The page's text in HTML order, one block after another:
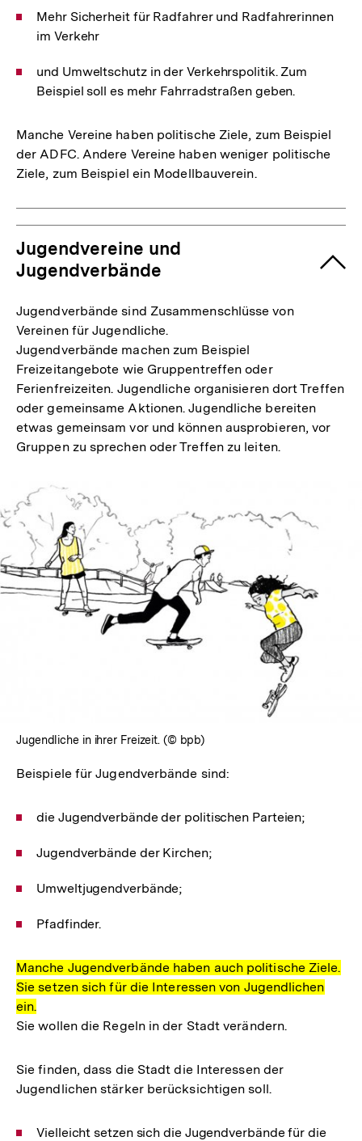
Mehr Sicherheit für Radfahrer und Radfahrerinnen
im Verkehr
und Umweltschutz in der Verkehrspolitik. Zum
Beispiel soll es mehr Fahrradstraßen geben.
Manche Vereine haben politische Ziele, zum Beispiel
der ADFC. Andere Vereine haben weniger politische
Ziele, zum Beispiel ein Modellbauverein.
Jugendvereine und
Jugendverbände
Jugendverbände sind Zusammenschlüsse von
Vereinen für Jugendliche.
Jugendverbände machen zum Beispiel
Freizeitangebote wie Gruppentreffen oder
Ferienfreizeiten. Jugendliche organisieren dort Treffen
oder gemeinsame Aktionen. Jugendliche bereiten
etwas gemeinsam vor und können ausprobieren, vor
Gruppen zu sprechen oder Treffen zu leiten.
In
Lightbox
öffnen
Jugendliche in ihrer Freizeit. (© bpb)
Beispiele für Jugendverbände sind:
die Jugendverbände der politischen Parteien;
Jugendverbände der Kirchen;
Umweltjugendverbände;
Pfadfinder.
Manche Jugendverbände haben auch politische Ziele.
Sie setzen sich für die Interessen von Jugendlichen
ein.
Sie wollen die Regeln in der Stadt verändern.
Sie finden, dass die Stadt die Interessen der
Jugendlichen stärker berücksichtigen soll.
Vielleicht setzen sich die Jugendverbände für die